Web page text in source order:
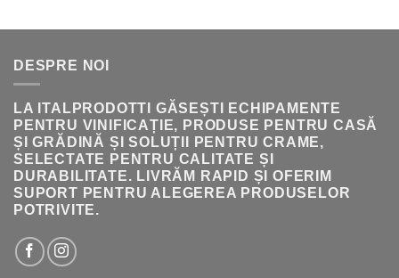
FOST:
222.00 LEI.
DESPRE NOI
LA ITALPRODOTTI GĂSEȘTI ECHIPAMENTE
PENTRU VINIFICAȚIE, PRODUSE PENTRU CASĂ
ȘI GRĂDINĂ ȘI SOLUȚII PENTRU CRAME,
SELECTATE PENTRU CALITATE ȘI
DURABILITATE. LIVRĂM RAPID ȘI OFERIM
SUPORT PENTRU ALEGEREA PRODUSELOR
POTRIVITE.